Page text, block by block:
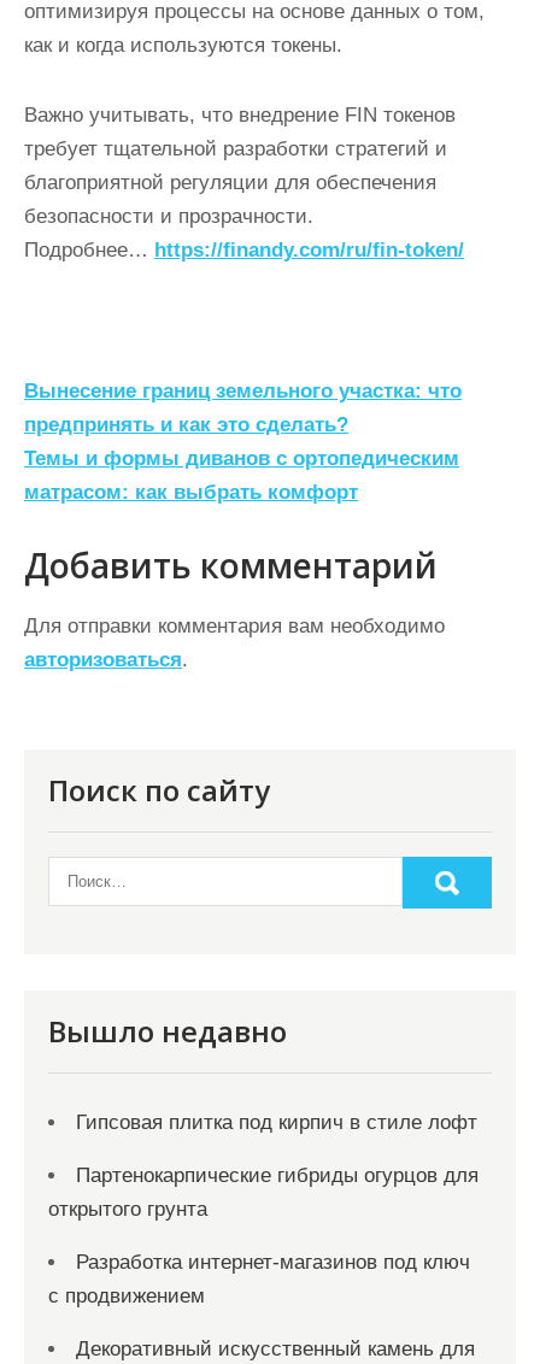
оптимизируя процессы на основе данных о том,
как и когда используются токены.
Важно учитывать, что внедрение FIN токенов
требует тщательной разработки стратегий и
благоприятной регуляции для обеспечения
безопасности и прозрачности.
Подробнее… https://finandy.com/ru/fin-token/
Н
а
в
и
г
а
ц
и
м
Вынесение границ земельного участка: что
предпринять и как это сделать?
Темы и формы диванов с ортопедическим
матрасом: как выбрать комфорт
Добавить комментарий
Для отправки комментария вам необходимо
авторизоваться.
Поиск по сайту
Вышло недавно
Гипсовая плитка под кирпич в стиле лофт
Партенокарпические гибриды огурцов для
открытого грунта
Разработка интернет-магазинов под ключ
с продвижением
Декоративный искусственный камень для